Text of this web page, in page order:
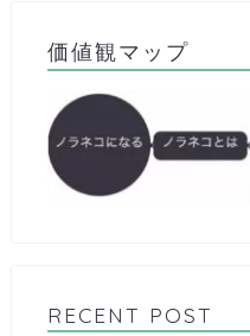
価値観マップ
RECENT POST